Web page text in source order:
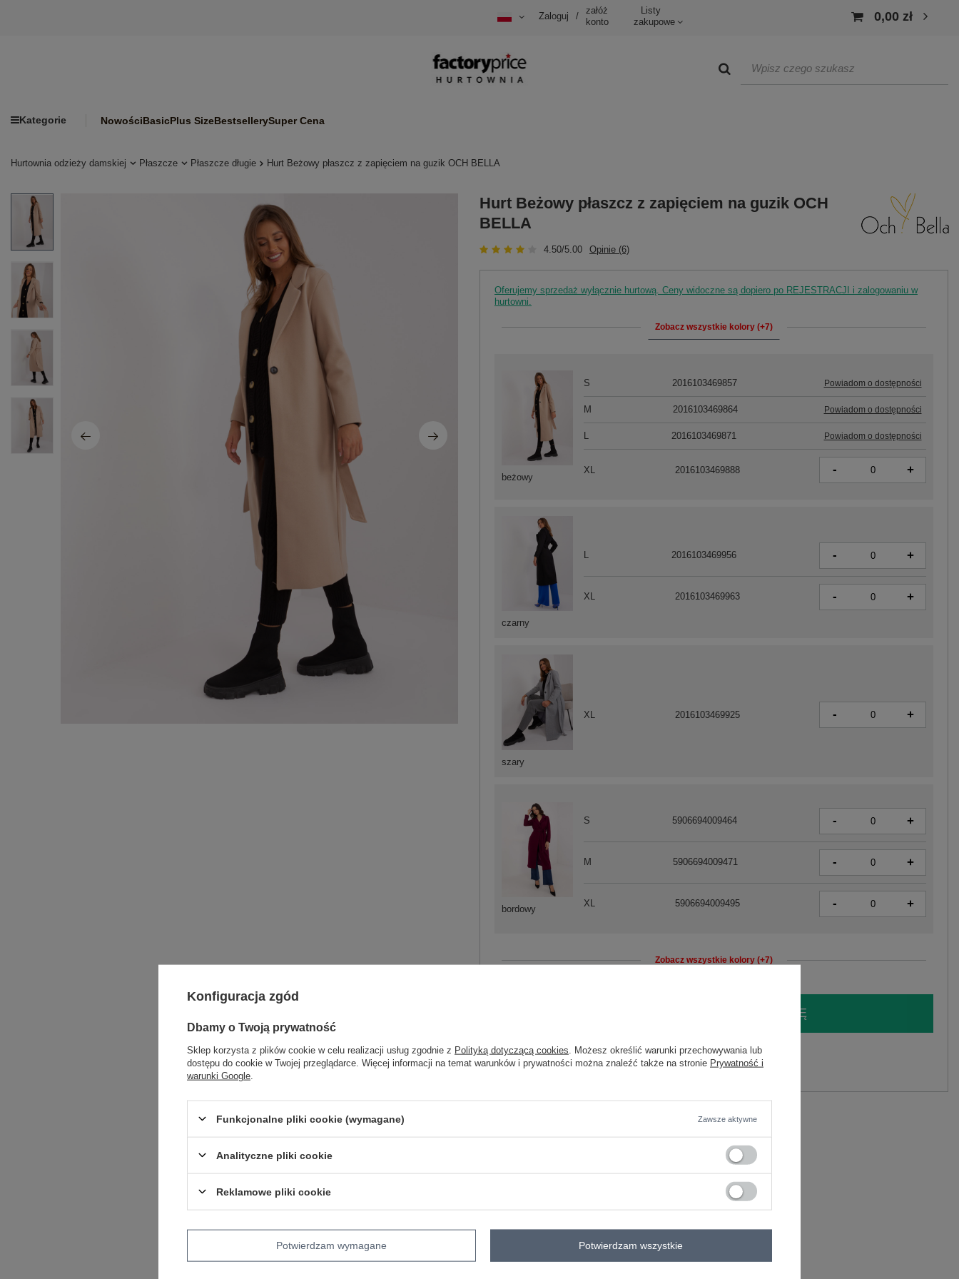
Zaloguj /
załóż
konto
Listy
zakupowe
0,00 zł
Kategorie NowościBasicPlus SizeBestsellerySuper Cena
Hurtownia odzieży damskiej Płaszcze Płaszcze długie Hurt Beżowy płaszcz z zapięciem na guzik OCH BELLA
Hurt Beżowy płaszcz z zapięciem na guzik OCH
BELLA
4.50/5.00 Opinie (6)
Oferujemy sprzedaż wyłącznie hurtową. Ceny widoczne są dopiero po REJESTRACJI i zalogowaniu w
hurtowni.
Zobacz wszystkie kolory (+7)
czarny
L 2016103469956 - +
XL 2016103469963 - +
szary
XL 2016103469925 - +
bordowy
S 5906694009464 - +
M 5906694009471 - +
XL 5906694009495 - +
beżowy
S 2016103469857 Powiadom o dostępności
M 2016103469864 Powiadom o dostępności
L 2016103469871 Powiadom o dostępności
XL 2016103469888 - +
Zobacz wszystkie kolory (+7)
ZALOGUJ SIĘ I ZOBACZ CENĘ
Masz pytanie? Chętnie pomożemy.
Zadzwoń
Konfiguracja zgód
Dbamy o Twoją prywatność
Sklep korzysta z plików cookie w celu realizacji usług zgodnie z Polityką dotyczącą cookies . Możesz określić warunki przechowywania lub
dostępu do cookie w Twojej przeglądarce. Więcej informacji na temat warunków i prywatności można znaleźć także na stronie Prywatność i
warunki Google
Funkcjonalne pliki cookie (wymagane) Zawsze aktywne
Analityczne pliki cookie
Reklamowe pliki cookie
Potwierdzam wymagane Potwierdzam wszystkie